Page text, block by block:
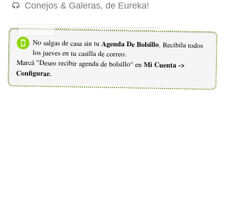
Conejos & Galeras, de Eureka!
No salgas de casa sin tu Agenda De Bolsillo. Recibila todos
los jueves en tu casilla de correo.
Marcá "Deseo recibir agenda de bolsillo" en Mi Cuenta ->
Configurar.